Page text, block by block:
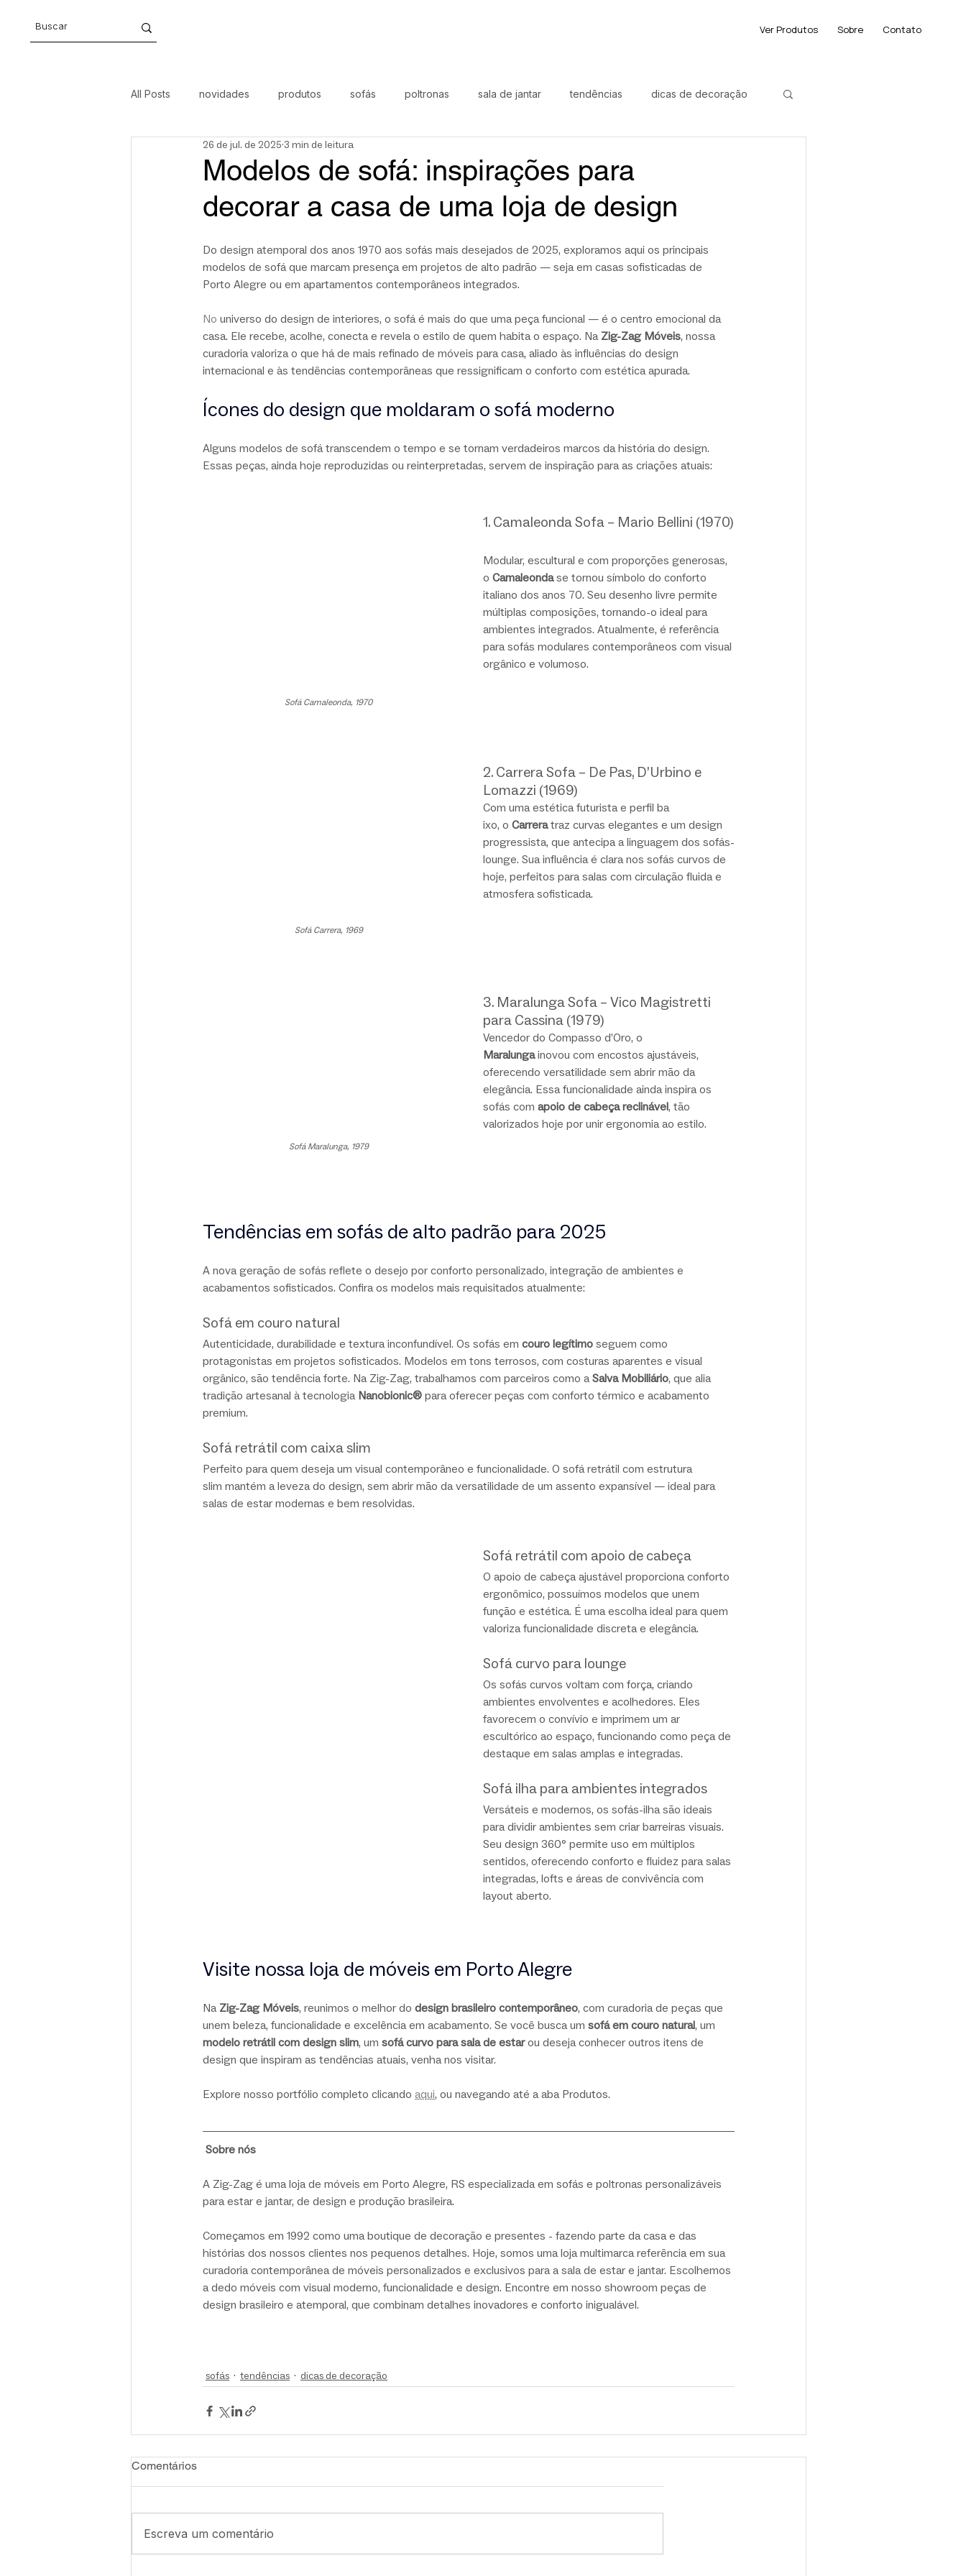
Ver Produtos Sobre Contato
All Posts novidades produtos sofás poltronas sala de jantar tendências dicas de decoração
arte design autoral
Modelos de sofá: inspirações para
decorar a casa de uma loja de design
26 de jul. de 2025 3 min de leitura
Do design atemporal dos anos 1970 aos sofás mais desejados de 2025, exploramos aqui os principais
modelos de sofá que marcam presença em projetos de alto padrão — seja em casas sofisticadas de
Porto Alegre ou em apartamentos contemporâneos integrados.
No universo do design de interiores, o sofá é mais do que uma peça funcional — é o centro emocional da
casa. Ele recebe, acolhe, conecta e revela o estilo de quem habita o espaço. Na Zig-Zag Móveis, nossa
curadoria valoriza o que há de mais refinado de móveis para casa, aliado às influências do design
internacional e às tendências contemporâneas que ressignificam o conforto com estética apurada.
Ícones do design que moldaram o sofá moderno
Alguns modelos de sofá transcendem o tempo e se tornam verdadeiros marcos da história do design.
Essas peças, ainda hoje reproduzidas ou reinterpretadas, servem de inspiração para as criações atuais:
Sofá Camaleonda, 1970
1. Camaleonda Sofa – Mario Bellini (1970)
Modular, escultural e com proporções generosas,
o Camaleonda se tornou símbolo do conforto
italiano dos anos 70. Seu desenho livre permite
múltiplas composições, tornando-o ideal para
ambientes integrados. Atualmente, é referência
para sofás modulares contemporâneos com visual
orgânico e volumoso.
Sofá Carrera, 1969
2. Carrera Sofa – De Pas, D’Urbino e
Lomazzi (1969)
Com uma estética futurista e perfil ba
ixo, o Carrera traz curvas elegantes e um design
progressista, que antecipa a linguagem dos sofás-
lounge. Sua influência é clara nos sofás curvos de
hoje, perfeitos para salas com circulação fluida e
atmosfera sofisticada.
Sofá Maralunga, 1979
3. Maralunga Sofa – Vico Magistretti
para Cassina (1979)
Vencedor do Compasso d’Oro, o
Maralunga inovou com encostos ajustáveis,
oferecendo versatilidade sem abrir mão da
elegância. Essa funcionalidade ainda inspira os
sofás com apoio de cabeça reclinável, tão
valorizados hoje por unir ergonomia ao estilo.
Tendências em sofás de alto padrão para 2025
A nova geração de sofás reflete o desejo por conforto personalizado, integração de ambientes e
acabamentos sofisticados. Confira os modelos mais requisitados atualmente:
Sofá em couro natural
Autenticidade, durabilidade e textura inconfundível. Os sofás em couro legítimo seguem como
protagonistas em projetos sofisticados. Modelos em tons terrosos, com costuras aparentes e visual
orgânico, são tendência forte. Na Zig-Zag, trabalhamos com parceiros como a Salva Mobiliário, que alia
tradição artesanal à tecnologia Nanobionic® para oferecer peças com conforto térmico e acabamento
premium.
Sofá retrátil com caixa slim
Perfeito para quem deseja um visual contemporâneo e funcionalidade. O sofá retrátil com estrutura
slim mantém a leveza do design, sem abrir mão da versatilidade de um assento expansível — ideal para
salas de estar modernas e bem resolvidas.
Sofá retrátil com apoio de cabeça
O apoio de cabeça ajustável proporciona conforto
ergonômico, possuímos modelos que unem
função e estética. É uma escolha ideal para quem
valoriza funcionalidade discreta e elegância.
Sofá curvo para lounge
Os sofás curvos voltam com força, criando
ambientes envolventes e acolhedores. Eles
favorecem o convívio e imprimem um ar
escultórico ao espaço, funcionando como peça de
destaque em salas amplas e integradas.
Sofá ilha para ambientes integrados
Versáteis e modernos, os sofás-ilha são ideais
para dividir ambientes sem criar barreiras visuais.
Seu design 360° permite uso em múltiplos
sentidos, oferecendo conforto e fluidez para salas
integradas, lofts e áreas de convivência com
layout aberto.
Visite nossa loja de móveis em Porto Alegre
Na Zig-Zag Móveis, reunimos o melhor do design brasileiro contemporâneo, com curadoria de peças que
unem beleza, funcionalidade e excelência em acabamento. Se você busca um sofá em couro natural, um
modelo retrátil com design slim, um sofá curvo para sala de estar ou deseja conhecer outros itens de
design que inspiram as tendências atuais, venha nos visitar.
Explore nosso portfólio completo clicando aqui, ou navegando até a aba Produtos.
Sobre nós
A Zig-Zag é uma loja de móveis em Porto Alegre, RS especializada em sofás e poltronas personalizáveis
para estar e jantar, de design e produção brasileira.
Começamos em 1992 como uma boutique de decoração e presentes - fazendo parte da casa e das
histórias dos nossos clientes nos pequenos detalhes. Hoje, somos uma loja multimarca referência em sua
curadoria contemporânea de móveis personalizados e exclusivos para a sala de estar e jantar. Escolhemos
a dedo móveis com visual moderno, funcionalidade e design. Encontre em nosso showroom peças de
design brasileiro e atemporal, que combinam detalhes inovadores e conforto inigualável.
sofás tendências dicas de decoração
Comentários
Escreva um comentário